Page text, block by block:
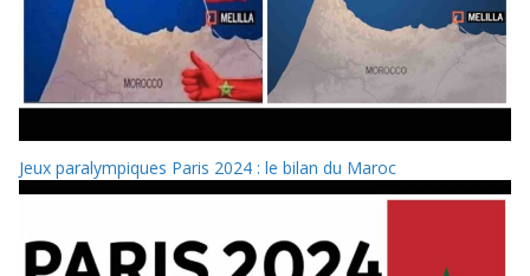
Jeux paralympiques Paris 2024 : le bilan du Maroc